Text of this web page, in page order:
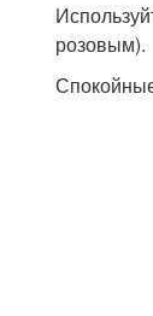
розовым).